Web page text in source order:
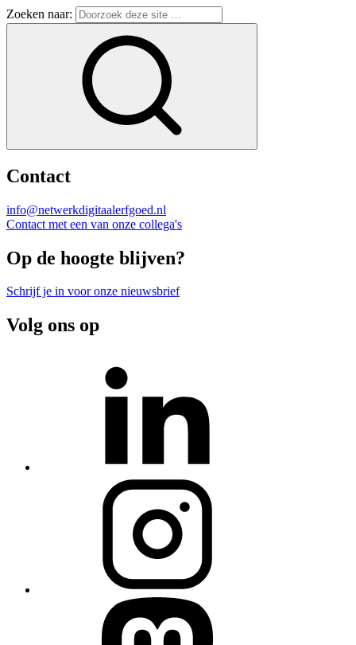
Zoeken naar:
Contact
info@netwerkdigitaalerfgoed.nl
Contact met een van onze collega's
Op de hoogte blijven?
Schrijf je in voor onze nieuwsbrief
Volg ons op